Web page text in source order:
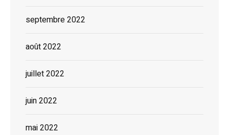
septembre 2022
août 2022
juillet 2022
juin 2022
mai 2022